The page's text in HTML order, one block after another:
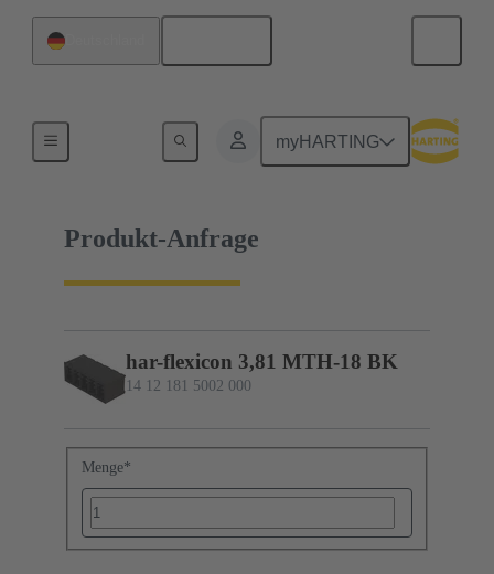
myHARTING
14 12 181 5002 000
Produkt-Anfrage
har-flexicon 3,81 MTH-18 BK
14 12 181 5002 000
Menge*